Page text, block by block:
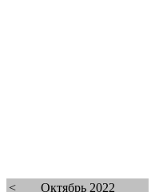
< Октябрь 2022